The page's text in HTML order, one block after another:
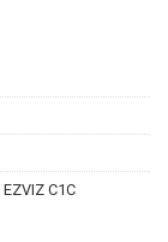
EZVIZ C1C